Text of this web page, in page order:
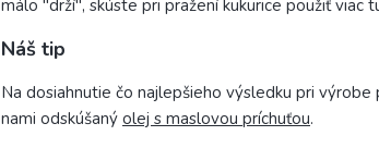
málo "drží", skúste pri pražení kukurice použiť viac
Náš tip
Na dosiahnutie čo najlepšieho výsledku pri
nami odskúšaný olej s maslovou príchuťou.